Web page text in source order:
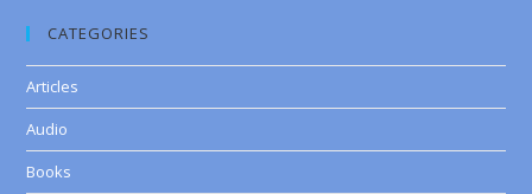
CATEGORIES
Articles
Audio
Books